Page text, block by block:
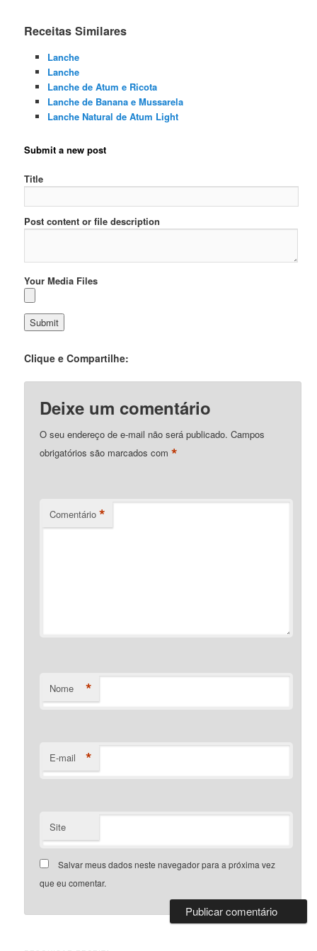
Receitas Similares
Lanche
Lanche
Lanche de Atum e Ricota
Lanche de Banana e Mussarela
Lanche Natural de Atum Light
Submit a new post
Title
Post content or file description
Your Media Files
Clique e Compartilhe:
Deixe um comentário
O seu endereço de e-mail não será publicado. Campos
obrigatórios são marcados com*
Comentário *
Nome *
E-mail *
Site
Salvar meus dados neste navegador para a próxima vez
que eu comentar.